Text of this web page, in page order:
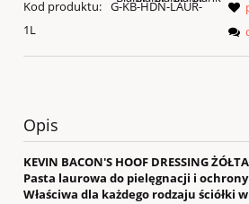
Kod produktu: G-KB-HDN-LAUR-
1L
Opis
KEVIN BACON'S HOOF DRESSING ŻÓŁTA
Pasta laurowa do pielęgnacji i
Właściwa dla każdego rodzaju ściółki